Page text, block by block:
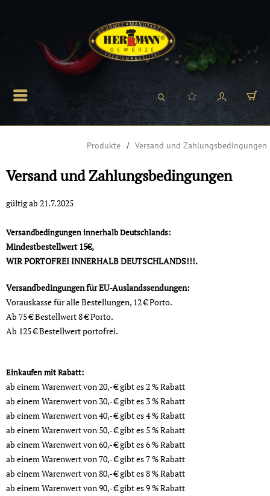
Produkte Versand und Zahlungsbedingungen
Versand und Zahlungsbedingungen
gültig ab 21.7.2025
Versandbedingungen innerhalb Deutschlands:
Mindestbestellwert 15€,
WIR PORTOFREI INNERHALB DEUTSCHLANDS!!!.
Versandbedingungen für EU-Auslandssendungen:
Vorauskasse für alle Bestellungen, 12 € Porto.
Ab 75 € Bestellwert 8 € Porto.
Ab 125 € Bestellwert portofrei.
Einkaufen mit Rabatt:
ab einem Warenwert von 20,- € gibt es 2 % Rabatt
ab einem Warenwert von 30,- € gibt es 3 % Rabatt
ab einem Warenwert von 40,- € gibt es 4 % Rabatt
ab einem Warenwert von 50,- € gibt es 5 % Rabatt
ab einem Warenwert von 60,- € gibt es 6 % Rabatt
ab einem Warenwert von 70,- € gibt es 7 % Rabatt
ab einem Warenwert von 80,- € gibt es 8 % Rabatt
ab einem Warenwert von 90,- € gibt es 9 % Rabatt